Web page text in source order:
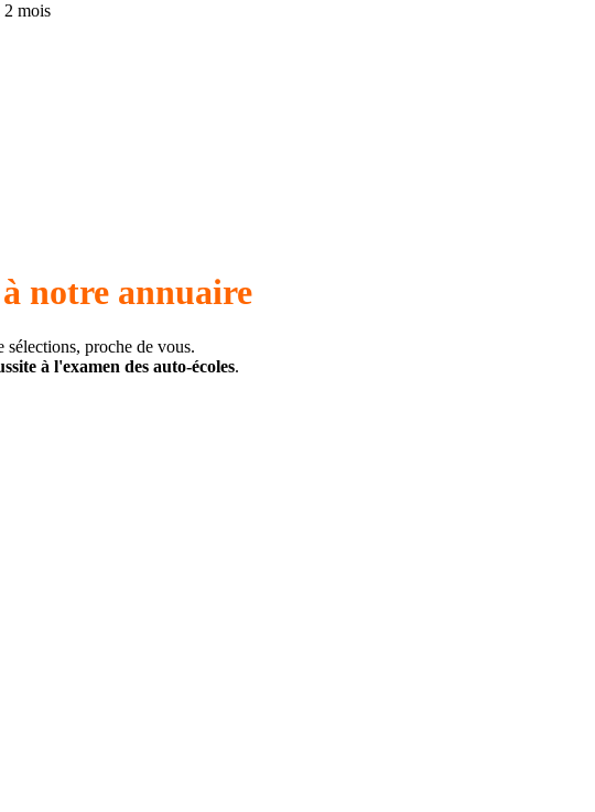
2 mois
notre annuaire
sélections, proche de vous.
à l'examen des auto-écoles.